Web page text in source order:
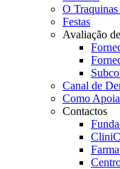
O Traquinas
Festas
Avaliação
Canal de
Como
Contactos